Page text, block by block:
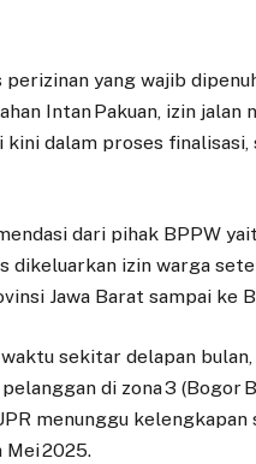
yang wajib
Intan Pakuan, izin jalan
dalam proses
dari pihak BPPW
dikeluarkan izin warga
Jawa Barat sampai ke
sekitar delapan
di zona 3 (Bogor
menunggu
Mei 2025.